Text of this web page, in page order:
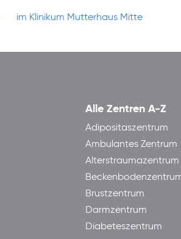
im Klinikum Mutterhaus Mitte
Alle Zentren A-Z
Adipositaszentrum
Ambulantes Zentrum
Alterstraumazentrum
Brustzentrum
Darmzentrum
Diabeteszentrum